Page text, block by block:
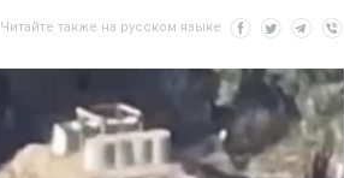
Читайте также на русском языке